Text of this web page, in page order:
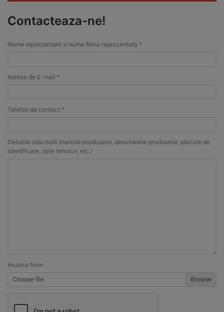
Contacteaza-ne!
Nume reprezentant si nume firma reprezentata *
Adresa de E-mail *
Telefon de contact *
Detaliile solicitarii (marcile produselor, denumireile produselor, placute de
identificare, date tehnice, etc.)
Incarca fisier
Choose file